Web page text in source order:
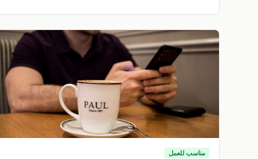
مناسب للعمل